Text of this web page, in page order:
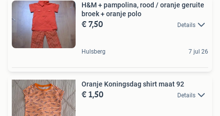
H&M + pampolina, rood / oranje geruite
broek + oranje polo
€ 7,50 Details
Hulsberg 7 jul 26
Oranje Koningsdag shirt maat 92
€ 1,50 Details